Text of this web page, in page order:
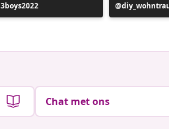
Bericht
gepubliceerd
Chat met ons